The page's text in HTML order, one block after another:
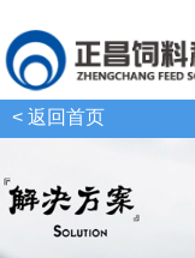
< 返回首页